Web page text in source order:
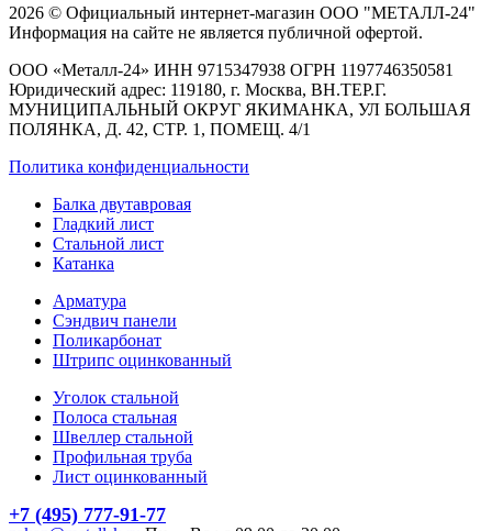
2026 © Официальный интернет-магазин ООО "МЕТАЛЛ-24"
Информация на сайте не является публичной офертой.
ООО «Металл-24» ИНН 9715347938 ОГРН 1197746350581
Юридический адрес: 119180, г. Москва, ВН.ТЕР.Г.
МУНИЦИПАЛЬНЫЙ ОКРУГ ЯКИМАНКА, УЛ БОЛЬШАЯ
ПОЛЯНКА, Д. 42, СТР. 1, ПОМЕЩ. 4/1
Политика конфиденциальности
Балка двутавровая
Гладкий лист
Стальной лист
Катанка
Арматура
Сэндвич панели
Поликарбонат
Штрипс оцинкованный
Уголок стальной
Полоса стальная
Швеллер стальной
Профильная труба
Лист оцинкованный
+7 (495) 777-91-77